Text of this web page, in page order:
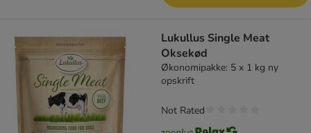
Lukullus Single Meat
Oksekød
Økonomipakke: 5 x 1 kg ny
opskrift
Not Rated